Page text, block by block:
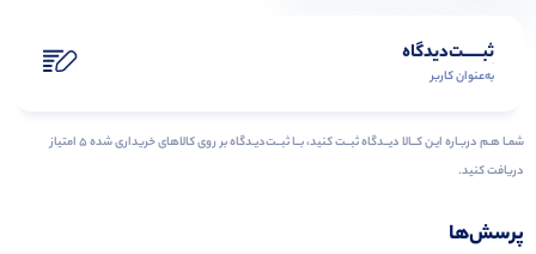
ثبـــــت‌دیدگاه
به‌عنوان کاربر
شمـا هـم دربـاره ایـن کــالا دیــدگاه ثبــت کنید، بــا ثبــت‌دیـدگاه بر روی کالاهای خریداری شده ۵ امتیاز
دریافت کنید.
پرسش‌ها